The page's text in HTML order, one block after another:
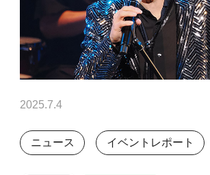
2025.7.4
ニュース イベントレポート